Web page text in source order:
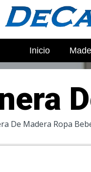
Inicio
De Madera Ropa